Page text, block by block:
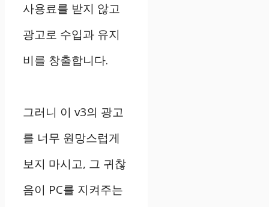
사용료를 받지 않고
광고로 수입과 유지
비를 창출합니다.
그러니 이 v3의 광고
를 너무 원망스럽게
보지 마시고, 그 귀찮
음이 PC를 지켜주는